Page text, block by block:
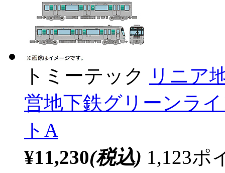
トミーテック
リニア
営地下鉄グリーンラ
トA
¥11,230(税込) 1,123ポ